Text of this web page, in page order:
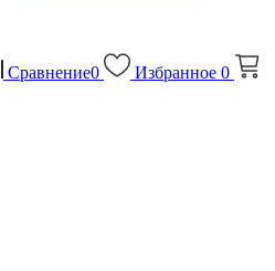
Сравнение0 Избранное 0